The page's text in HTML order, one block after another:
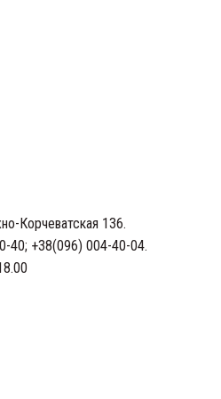
Корчеватская 136.
40; +38(096) 004-40-04.